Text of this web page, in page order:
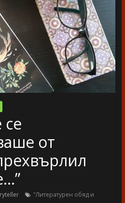
от
"Литературен обяд и